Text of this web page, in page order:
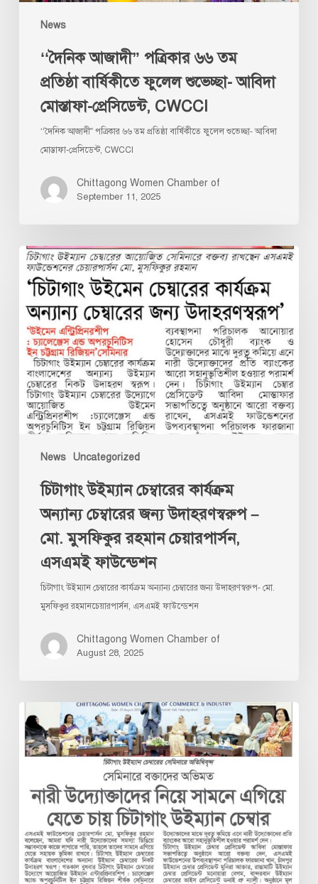
News
প্রেসিডেন্ট,
‘‘দৈনিক আজাদী” পত্রিকার ৬৬ তম
প্রতিষ্ঠা বার্ষিকীতে ফুলেল শুভেচ্ছা- আবিদা
মোস্তাফা-প্রেসিডেন্ট, CWCCI
‘‘দৈনিক আজাদী” পত্রিকার ৬৬ তম প্রতিষ্ঠা বার্ষিকীতে ফুলেল শুভেচ্ছা- আবিদা
মোস্তাফা-প্রেসিডেন্ট, CWCCI
Chittagong Women Chamber of
September 11, 2025
News Uncategorized
চিটাগাং
উইম্যান
চেম্বারের
কার্যক্রম
অন্যান্য
চেম্বারের
জন্য
উদাহরণস্বরুপ
মো.
রহমান
এসএমই
ফাউন্ডেশন
চিটাগাং উইম্যান চেম্বারের কার্যক্রম
অন্যান্য চেম্বারের জন্য উদাহরণস্বরুপ –
মো. মুসফিকুর রহমান চেয়ারপার্সন,
এসএমই ফাউন্ডেশন
চিটাগাং উইম্যান চেম্বারের কার্যক্রম অন্যান্য চেম্বারের জন্য উদাহরণস্বরুপ- মো.
মুসফিকুর রহমানচেয়ারপার্সন, এসএমই ফাউন্ডেশন
Chittagong Women Chamber of
August 28, 2025
উদ্যোক্তাদের
নিয়ে
যেতে
চিটাগাং
উইম্যান
চেম্বার-